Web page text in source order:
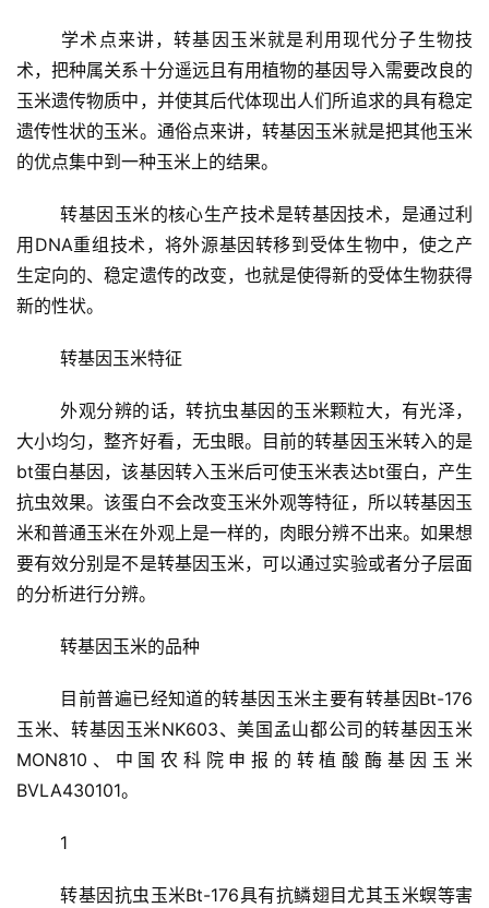
术，把种属关系十分遥远且有用植物的基因导入需要改良的
玉米遗传物质中，并使其后代体现出人们所追求的具有稳定
遗传性状的玉米。通俗点来讲，转基因玉米就是把其他玉米
的优点集中到一种玉米上的结果。
	转基因玉米的核心生产技术是转基因技术，是通过利
用DNA重组技术，将外源基因转移到受体生物中，使之产
生定向的、稳定遗传的改变，也就是使得新的受体生物获得
新的性状。
	转基因玉米特征
	外观分辨的话，转抗虫基因的玉米颗粒大，有光泽，
大小均匀，整齐好看，无虫眼。目前的转基因玉米转入的是
bt蛋白基因，该基因转入玉米后可使玉米表达bt蛋白，产生
抗虫效果。该蛋白不会改变玉米外观等特征，所以转基因玉
米和普通玉米在外观上是一样的，肉眼分辨不出来。如果想
要有效分别是不是转基因玉米，可以通过实验或者分子层面
的分析进行分辨。
	转基因玉米的品种
玉米、转基因玉米NK603、美国孟山都公司的转基因玉米
MON810、中国农科院申报的转植酸酶基因玉米
BVLA430101。
	1
	转基因抗虫玉米Bt-176具有抗鳞翅目尤其玉米螟等害